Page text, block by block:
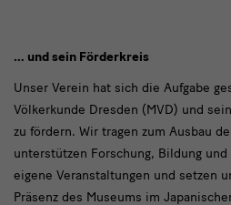
text
2
… und sein Förderkreis
Unser Verein hat sich die Aufgabe
Völkerkunde Dresden (MVD) und
zu fördern. Wir tragen zum Ausbau
unterstützen Forschung, Bildung
eigene Veranstaltungen und setzen
Präsenz des Museums im